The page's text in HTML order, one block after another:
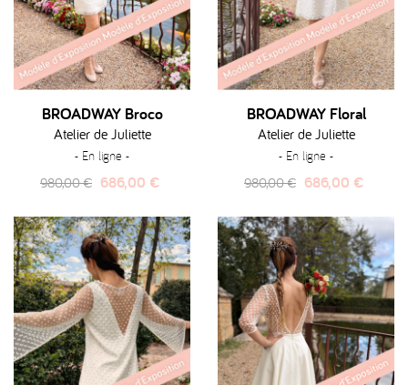
BROADWAY Broco
Atelier de Juliette
- En ligne -
Prix
980,00 € Prix
686,00 €
BROADWAY Floral
Atelier de Juliette
- En ligne -
Prix
980,00 € Prix
686,00 €